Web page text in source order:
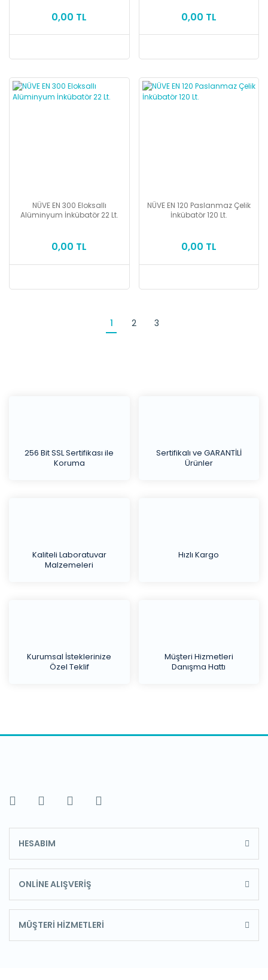
0,00 TL 0,00 TL
NÜVE EN 300 Eloksallı
Alüminyum İnkübatör 22 Lt.
0,00 TL
NÜVE EN 120 Paslanmaz Çelik
İnkübatör 120 Lt.
0,00 TL
1 2 3
256 Bit SSL Sertifikası ile
Koruma
Sertifikalı ve GARANTİLİ
Ürünler
Kaliteli Laboratuvar
Malzemeleri
Hızlı Kargo
Kurumsal İsteklerinize
Özel Teklif
Müşteri Hizmetleri
Danışma Hattı
HESABIM
ONLİNE ALIŞVERİŞ
MÜŞTERİ HİZMETLERİ